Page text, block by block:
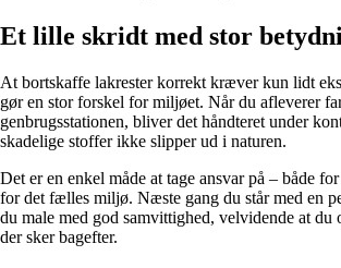
Et lille skridt med stor
At bortskaffe lakrester korrekt kræver kun lidt
gør en stor forskel for miljøet. Når du afleverer
genbrugsstationen, bliver det håndteret under
skadelige stoffer ikke slipper ud i naturen.
Det er en enkel måde at tage ansvar på – både
for det fælles miljø. Næste gang du står med en
du male med god samvittighed, velvidende at du
der sker bagefter.